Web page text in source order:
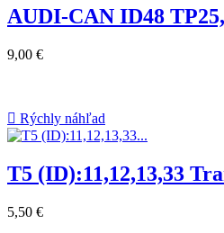
AUDI-CAN ID48
9,00 €
 Rýchly náhľad
T5 (ID):11,12,13,33
5,50 €